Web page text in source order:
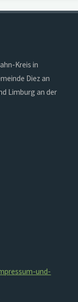
Kreis in
Diez an
Limburg an der
und-